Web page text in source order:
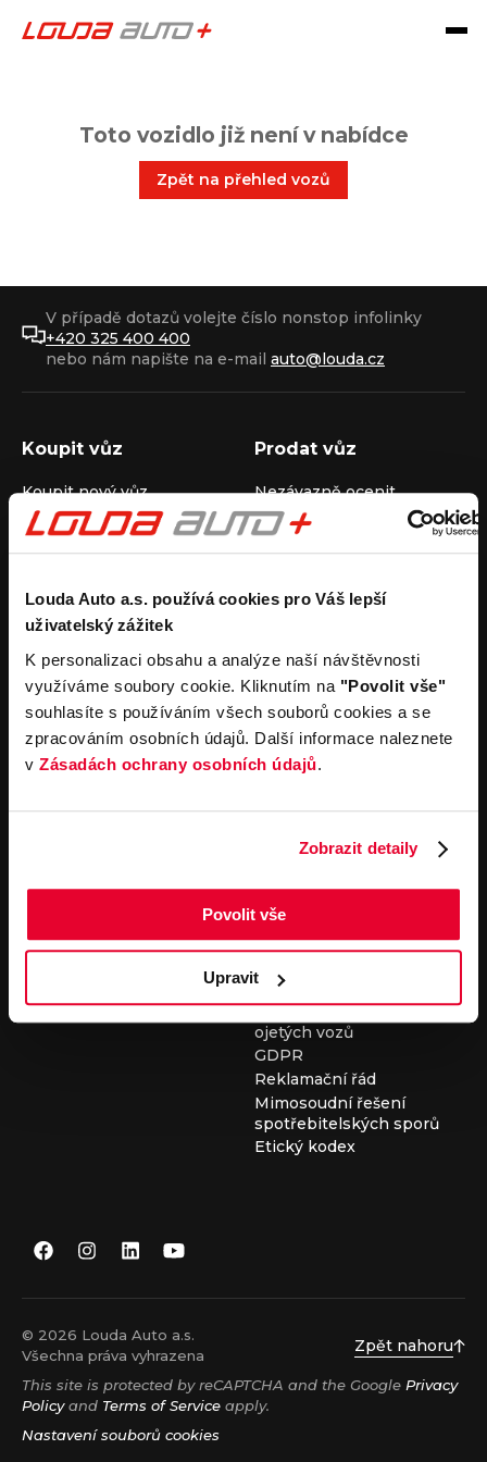
Louda Auto a.s. používá cookies pro Váš lepší
uživatelský zážitek
K personalizaci obsahu a analýze naší návštěvnosti
využíváme soubory cookie. Kliknutím na "Povolit vše"
souhlasíte s používáním všech souborů cookies a se
zpracováním osobních údajů. Další informace naleznete
v Zásadách ochrany osobních údajů.
Zobrazit detaily
Povolit vše
Upravit
Toto vozidlo již není v nabídce
Zpět na přehled vozů
V případě dotazů volejte číslo nonstop infolinky
+420 325 400 400
nebo nám napište na e-mail auto@louda.cz
Koupit vůz
Koupit nový vůz
Koupit ojetý vůz
Koupit užitkový vůz
Prodat vůz
Nezávazně ocenit
Průběh výkupu vozu
Pronájem
Carsharing
Autopůjčovna
Operativní leasing
Společnost
Louda Auto+ Poděbrady
Obytné vozy
Novinky
Kariéra
Servisní služby
Servis
Důležité odkazy
Cookies
Všeobecné obchodní
podmínky pro online
vozidel
Všeobecné obchodní
podmínky pro provádění
servisních prací
Všeobecné obchodní
podmínky při nákupu
ojetých vozů
GDPR
Reklamační řád
Mimosoudní řešení
spotřebitelských sporů
Etický kodex
© 2026 Louda Auto a.s.
Všechna práva vyhrazena
Zpět nahoru
This site is protected by reCAPTCHA and the Google Privacy
Policyand Terms of Service apply.
Nastavení souborů cookies